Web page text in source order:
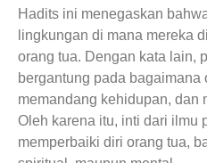
Hadits ini menegaskan
lingkungan di mana mereka
orang tua. Dengan kata lain,
bergantung pada bagaimana
memandang kehidupan, dan
Oleh karena itu, inti dari ilmu
memperbaiki diri orang tua,